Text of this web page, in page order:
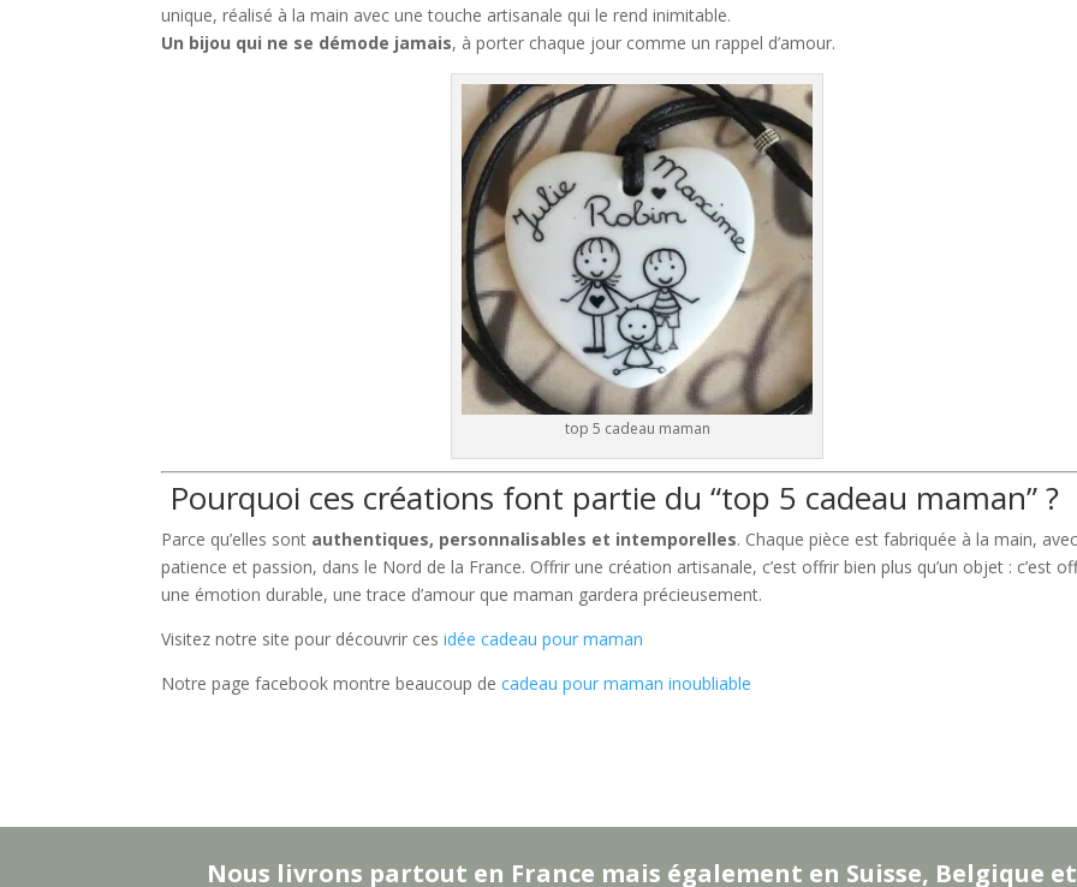
unique, réalisé à la main avec une touche artisanale qui le rend inimitable.
Un bijou qui ne se démode jamais, à porter chaque jour comme un rappel d’amour.
top 5 cadeau maman
Pourquoi ces créations font partie du “top 5 cadeau maman” ?
Parce qu’elles sont authentiques, personnalisables et intemporelles. Chaque pièce est fabriquée à la main,
patience et passion, dans le Nord de la France. Offrir une création artisanale, c’est offrir bien plus qu’un objet : c’est
une émotion durable, une trace d’amour que maman gardera précieusement.
Visitez notre site pour découvrir cesidée cadeau pour maman
Notre page facebook montre beaucoup decadeau pour maman inoubliable
Nous livrons partout en France mais également en Suisse, Belgique